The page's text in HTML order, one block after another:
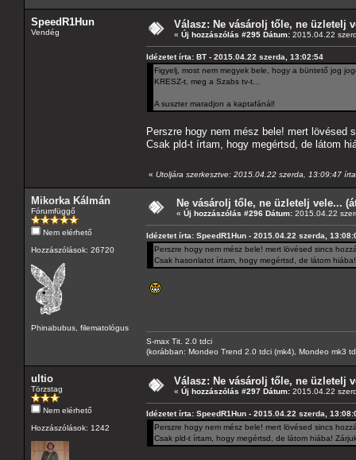
SpeedR1Hun
Vendég
Válasz: Ne vásárolj tőle, ne üzletelj
« Új hozzászólás #295 Dátum: 2015.04.22
Idézetet írta: BT - 2015.04.22 szerda, 13:02:54
Figyelj, most nem megyek bele, hogy a büntető jog
KRESZ-t, meg a Szabs tv-t...
A suszter maradjon a kaptafánál!
Perszre hogy nem mész bele! mert
Csak pld-t írtam, hogy megértsd, de látom
« Utoljára szerkesztve: 2015.04.22 szerda, 13:09:47
Mikorka Kálmán
Fórumfüggő
Nem elérhető
Hozzászólások: 26720
Phinabubus, filematológus
Ne vásárolj tőle, ne üzletelj vele...
« Új hozzászólás #296 Dátum: 2015.04.22
Idézetet írta: SpeedR1Hun - 2015.04.22 szerda,
Perszre hogy nem mész bele! mert lövésed sincs
Csak hasonlatot írtam, hogy megértsd, de látom
S-max Tit. 2.0 tdci
(korábban: Mondeo Trend 2.0 tdci (mk4), Mondeo mk3
ultio
Törzstag
Nem elérhető
Hozzászólások: 1242
Válasz: Ne vásárolj tőle, ne üzletelj
« Új hozzászólás #297 Dátum: 2015.04.22
Idézetet írta: SpeedR1Hun - 2015.04.22 szerda,
Perszre hogy nem mész bele! mert lövésed sincs
Csak pld-t írtam, hogy megértsd, de látom hiába!